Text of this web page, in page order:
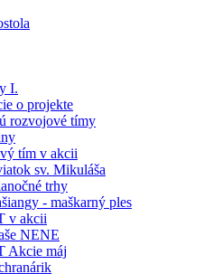
I.
o projekte
rozvojové tímy
tím v akcii
sv. Mikuláša
trhy
- maškarný ples
v akcii
NENE
Akcie máj